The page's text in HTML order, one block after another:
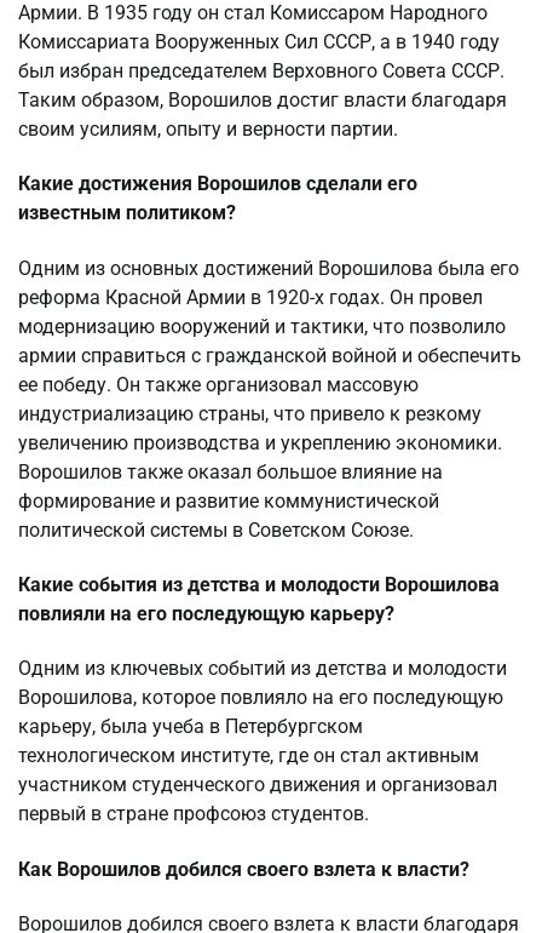
Армии. В 1935 году он стал Комиссаром Народного
Комиссариата Вооруженных Сил СССР, а в 1940 году
был избран председателем Верховного Совета СССР.
Таким образом, Ворошилов достиг власти благодаря
своим усилиям, опыту и верности партии.
Какие достижения Ворошилов сделали его
известным политиком?
Одним из основных достижений Ворошилова была его
реформа Красной Армии в 1920-х годах. Он провел
модернизацию вооружений и тактики, что позволило
армии справиться с гражданской войной и обеспечить
ее победу. Он также организовал массовую
индустриализацию страны, что привело к резкому
увеличению производства и укреплению экономики.
Ворошилов также оказал большое влияние на
формирование и развитие коммунистической
политической системы в Советском Союзе.
Какие события из детства и молодости Ворошилова
повлияли на его последующую карьеру?
Одним из ключевых событий из детства и молодости
Ворошилова, которое повлияло на его последующую
карьеру, была учеба в Петербургском
технологическом институте, где он стал активным
участником студенческого движения и организовал
первый в стране профсоюз студентов.
Как Ворошилов добился своего взлета к власти?
Ворошилов добился своего взлета к власти благодаря